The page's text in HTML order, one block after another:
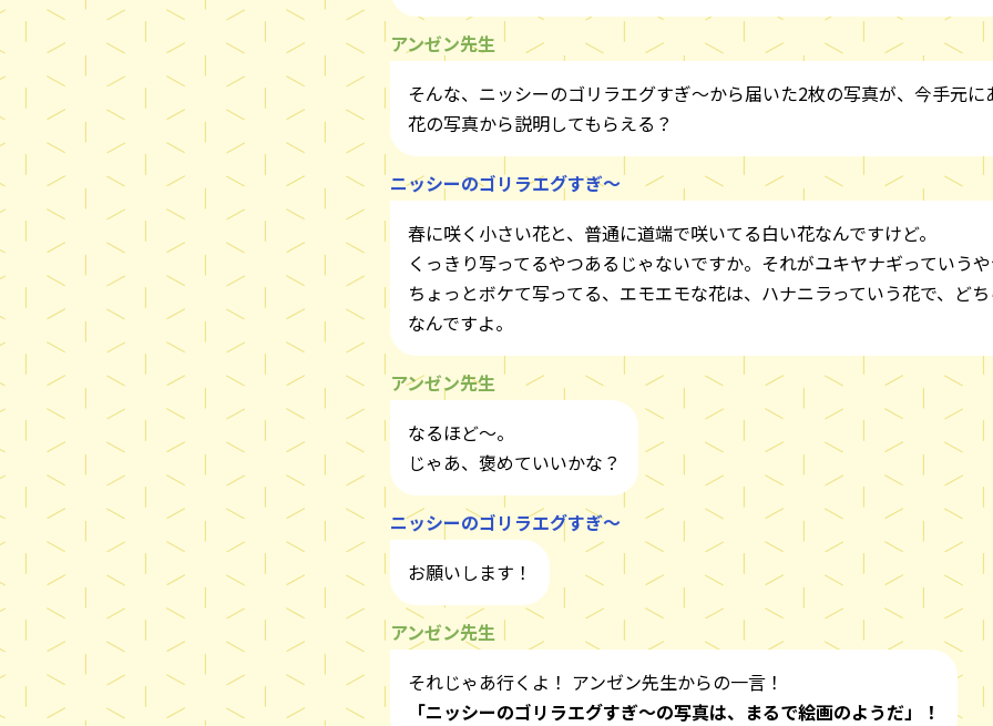
アンゼン先生
そんな、ニッシーのゴリラエグすぎ～から届いた2枚の写真が、今手元に
花の写真から説明してもらえる？
ニッシーのゴリラエグすぎ～
春に咲く小さい花と、普通に道端で咲いてる白い花なんですけど。
くっきり写ってるやつあるじゃないですか。それがユキヤナギっていう
ちょっとボケて写ってる、エモエモな花は、ハナニラっていう花で、ど
なんですよ。
アンゼン先生
なるほど～。
じゃあ、褒めていいかな？
ニッシーのゴリラエグすぎ～
お願いします！
アンゼン先生
それじゃあ行くよ！ アンゼン先生からの一言！
「ニッシーのゴリラエグすぎ～の写真は、まるで絵画のようだ」！